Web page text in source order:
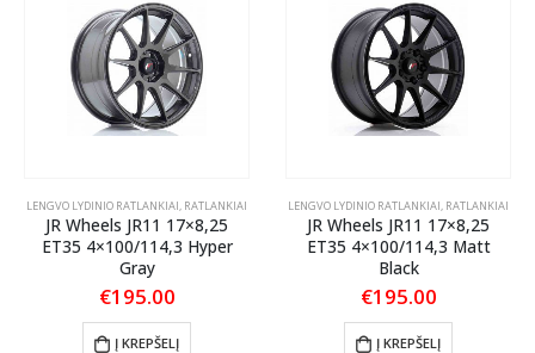
LENGVO LYDINIO RATLANKIAI, RATLANKIAI
JR Wheels JR11 17×8,25
ET35 4×100/114,3 Hyper
Gray
€195.00
Į KREPŠELĮ
LENGVO LYDINIO RATLANKIAI, RATLANKIAI
JR Wheels JR11 17×8,25
ET35 4×100/114,3 Matt
Black
€195.00
Į KREPŠELĮ